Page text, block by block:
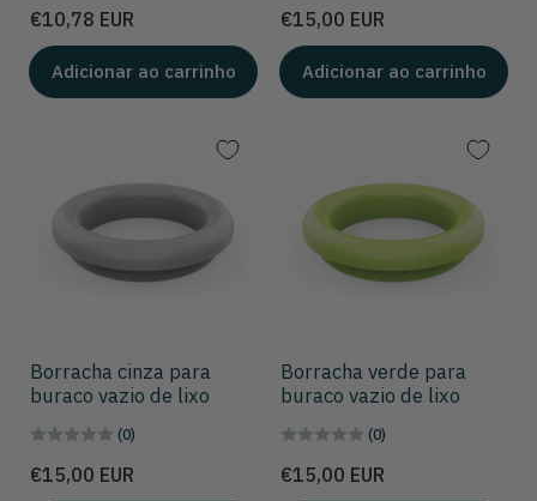
de
venda
€10,78 EUR
Adicionar ao carrinho
Preço
€15,00 EUR
Adicionar ao carrinho
Borracha cinza para
buraco vazio de lixo
(0)
Preço
€15,00 EUR
Borracha verde para
buraco vazio de lixo
(0)
Preço
€15,00 EUR